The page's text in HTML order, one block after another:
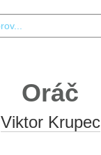
Oráč
Viktor Krupec